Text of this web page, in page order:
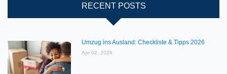
RECENT POSTS
Umzug ins Ausland: Checkliste & Tipps 2026
Apr 02, 2026